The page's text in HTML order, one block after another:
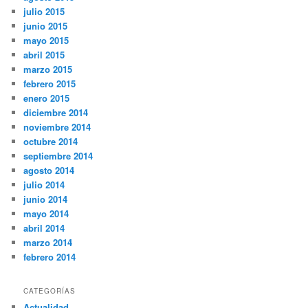
julio 2015
junio 2015
mayo 2015
abril 2015
marzo 2015
febrero 2015
enero 2015
diciembre 2014
noviembre 2014
octubre 2014
septiembre 2014
agosto 2014
julio 2014
junio 2014
mayo 2014
abril 2014
marzo 2014
febrero 2014
CATEGORÍAS